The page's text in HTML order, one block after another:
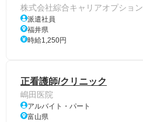
株式会社綜合キャリアオプション
派遣社員
福井県
時給1,250円
正看護師/クリニック
嶋田医院
アルバイト・パート
富山県